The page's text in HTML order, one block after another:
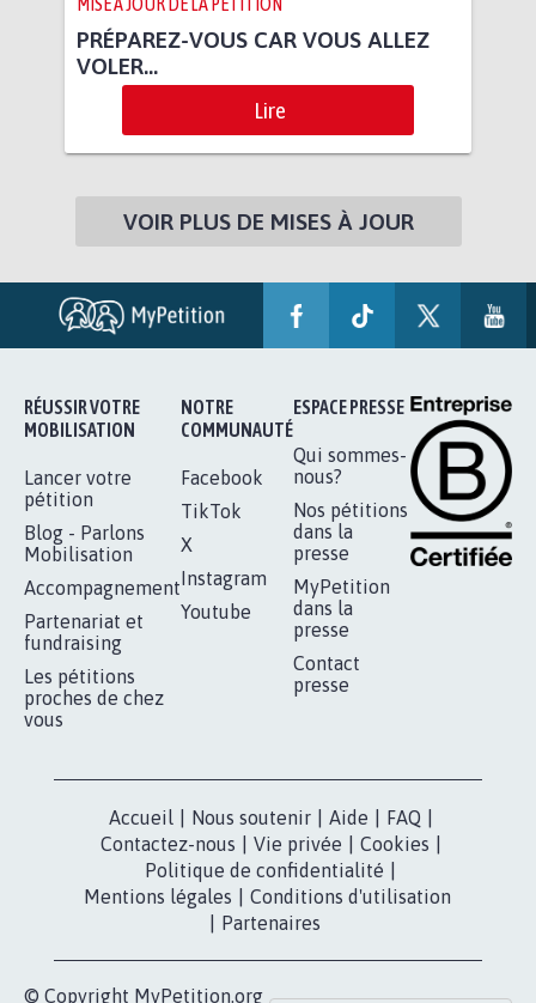
PRÉPAREZ-VOUS CAR VOUS ALLEZ
VOLER...
Lire
VOIR PLUS DE MISES À JOUR
RÉUSSIR VOTRE
MOBILISATION
Lancer votre
pétition
Blog - Parlons
Mobilisation
Accompagnement
Partenariat et
fundraising
Les pétitions
proches de chez
vous
NOTRE
COMMUNAUTÉ
Facebook
TikTok
X
Instagram
Youtube
ESPACE PRESSE
Qui sommes-
nous?
Nos pétitions
dans la
presse
MyPetition
dans la
presse
Contact
presse
Accueil Nous soutenir Aide FAQ
Contactez-nous
Vie privée Cookies
Politique de confidentialité
Mentions légales
Conditions d'utilisation
Partenaires
© Copyright MyPetition.org